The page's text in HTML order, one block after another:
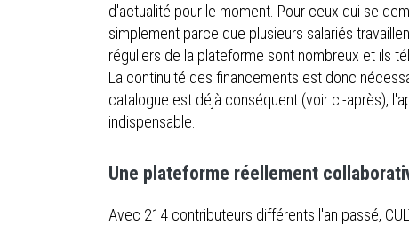
d'actualité pour le moment. Pour ceux qui se
simplement parce que plusieurs salariés
réguliers de la plateforme sont nombreux et ils
La continuité des financements est donc
catalogue est déjà conséquent (voir ci-après),
indispensable.
Une plateforme réellement
Avec 214 contributeurs différents l'an passé,